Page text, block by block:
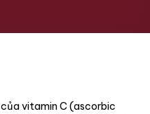
vitamin C (ascorbic